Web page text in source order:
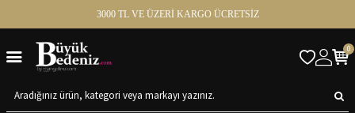
3000 TL VE ÜZERİ KARGO ÜCRETSİZ
0